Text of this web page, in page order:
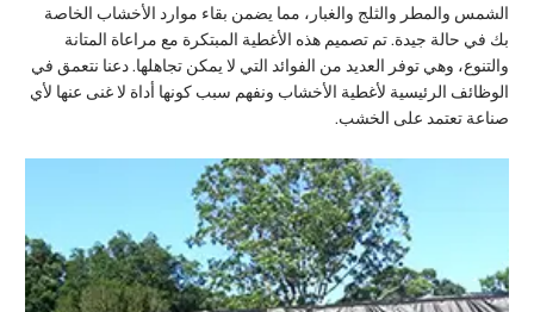
الشمس والمطر والثلج والغبار، مما يضمن بقاء موارد الأخشاب الخاصة
بك في حالة جيدة. تم تصميم هذه الأغطية المبتكرة مع مراعاة المتانة
والتنوع، وهي توفر العديد من الفوائد التي لا يمكن تجاهلها. دعنا نتعمق في
الوظائف الرئيسية لأغطية الأخشاب ونفهم سبب كونها أداة لا غنى عنها لأي
صناعة تعتمد على الخشب.